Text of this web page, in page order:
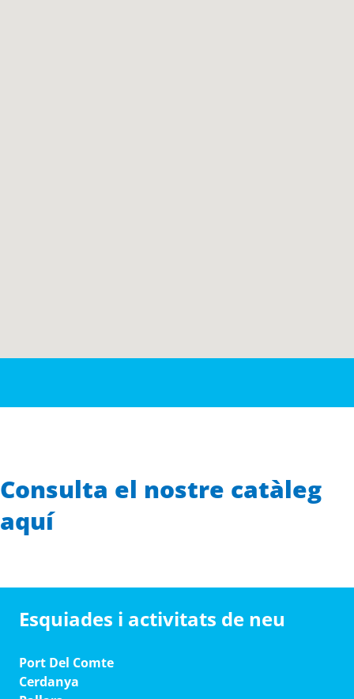
Consulta el nostre catàleg
aquí
Esquiades i activitats de neu
Port Del Comte
Cerdanya